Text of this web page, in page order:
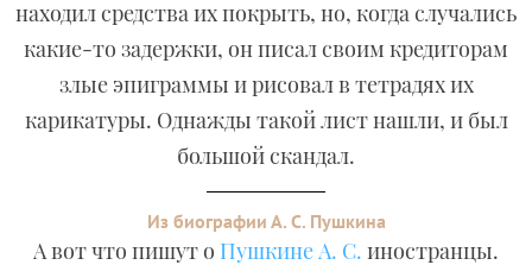
находил средства их покрыть, но, когда случались
какие-то задержки, он писал своим кредиторам
злые эпиграммы и рисовал в тетрадях их
карикатуры. Однажды такой лист нашли, и был
большой скандал.
Из биографии А. С. Пушкина
А вот что пишут о Пушкине А. С. иностранцы.